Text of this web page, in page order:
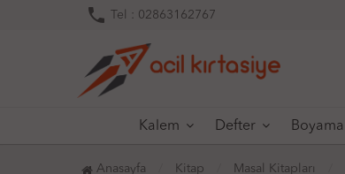
phone Tel : 02863162767
Kalem Defter Boyama
Anasayfa Kitap Masal Kitapları